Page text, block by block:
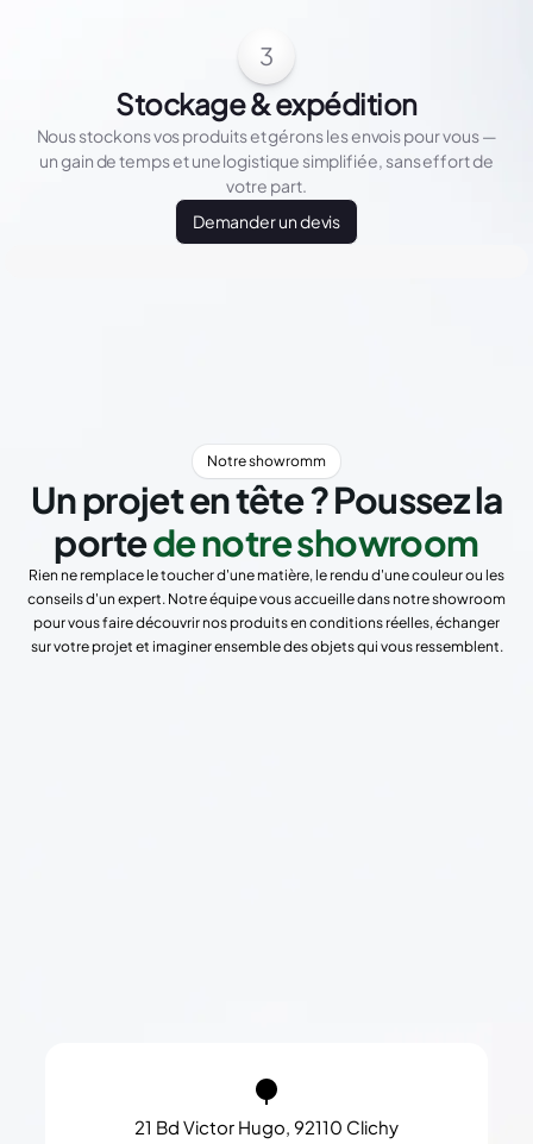
3
Stockage & expédition
Nous stockons vos produits et gérons les envois pour vous —
un gain de temps et une logistique simplifiée, sans effort de
votre part.
Demander un devis
Notre showromm
Un projet en tête ? Poussez la
portede notre showroom
Rien ne remplace le toucher d'une matière, le rendu d'une couleur ou les
conseils d'un expert. Notre équipe vous accueille dans notre showroom
pour vous faire découvrir nos produits en conditions réelles, échanger
sur votre projet et imaginer ensemble des objets qui vous ressemblent.
21 Bd Victor Hugo, 92110 Clichy